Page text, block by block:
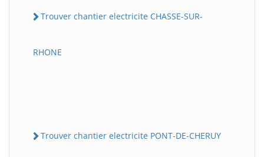
Trouver chantier electricite CHASSE-SUR-
RHONE
Trouver chantier electricite PONT-DE-CHERUY